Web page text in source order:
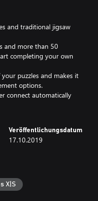
and traditional jigsaw
and more than 50
completing your own
puzzles and makes it
options.
connect automatically
Veröffentlichungsdatum
17.10.2019
X|S